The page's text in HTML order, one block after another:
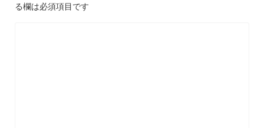
る欄は必須項目です